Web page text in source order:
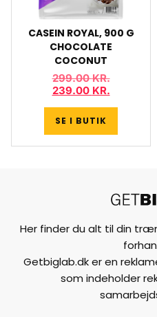
CASEIN ROYAL, 900 G
CHOCOLATE
COCONUT
299.00KR.
239.00 KR.
SE I BUTIK
Her finder du alt til din
Getbiglab.dk er en
som indeholder